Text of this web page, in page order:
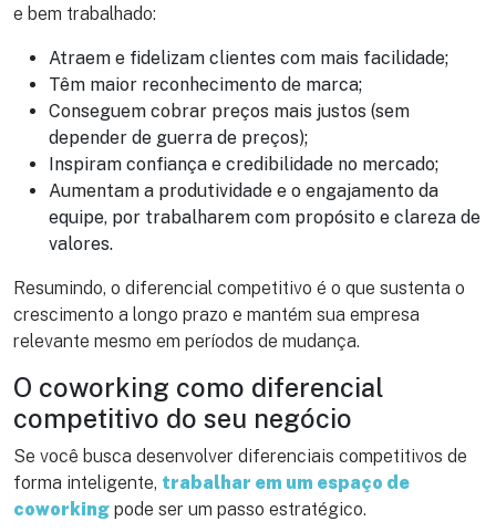
e bem trabalhado:
Atraem e fidelizam clientes com mais facilidade;
Têm maior reconhecimento de marca;
Conseguem cobrar preços mais justos (sem
depender de guerra de preços);
Inspiram confiança e credibilidade no mercado;
Aumentam a produtividade e o engajamento da
equipe, por trabalharem com propósito e clareza de
valores.
Resumindo, o diferencial competitivo é o que sustenta o
crescimento a longo prazo e mantém sua empresa
relevante mesmo em períodos de mudança.
O coworking como diferencial
competitivo do seu negócio
Se você busca desenvolver diferenciais competitivos de
forma inteligente, trabalhar em um espaço de
coworking pode ser um passo estratégico.